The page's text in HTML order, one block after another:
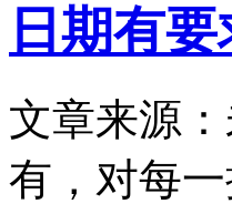
日期有
文章来源
有，对每